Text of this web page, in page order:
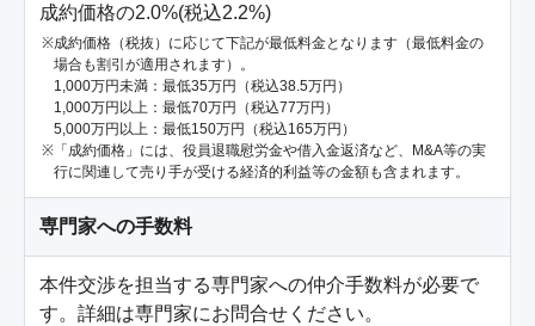
成約価格の2.0%(税込2.2%)
成約価格（税抜）に応じて下記が最低料金となります（最低料金の
場合も割引が適用されます）。
1,000万円未満：最低35万円（税込38.5万円）
1,000万円以上：最低70万円（税込77万円）
5,000万円以上：最低150万円（税込165万円）
「成約価格」には、役員退職慰労金や借入金返済など、M&A等の実
行に関連して売り手が受ける経済的利益等の金額も含まれます。
専門家への手数料
本件交渉を担当する専門家への仲介手数料が必要で
す。詳細は専門家にお問合せください。